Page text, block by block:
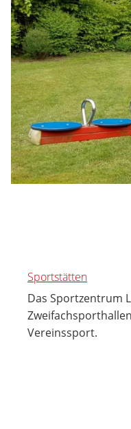
Sportstätten
Das Sportzentrum
Vereinssport.